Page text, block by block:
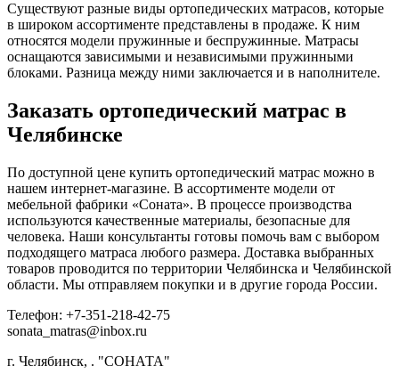
Существуют разные виды ортопедических матрасов, которые
в широком ассортименте представлены в продаже. К ним
относятся модели пружинные и беспружинные. Матрасы
оснащаются зависимыми и независимыми пружинными
блоками. Разница между ними заключается и в наполнителе.
Заказать ортопедический матрас в
Челябинске
По доступной цене купить ортопедический матрас можно в
нашем интернет-магазине. В ассортименте модели от
мебельной фабрики «Соната». В процессе производства
используются качественные материалы, безопасные для
человека. Наши консультанты готовы помочь вам с выбором
подходящего матраса любого размера. Доставка выбранных
товаров проводится по территории Челябинска и Челябинской
области. Мы отправляем покупки и в другие города России.
Телефон: +7-351-218-42-75
sonata_matras@inbox.ru
г. Челябинск, . "СОНАТА"